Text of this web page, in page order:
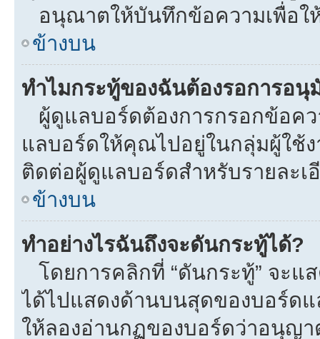
อนุณาตให้บันทึกข้อความเพื่อใ
ข้างบน
ทำไมกระทู้ของฉันต้องรอการอนุ
ผู้ดูแลบอร์ดต้องการกรอกข้อค
แลบอร์ดให้คุณไปอยู่ในกลุ่มผู้ใช้
ติดต่อผู้ดูแลบอร์ดสำหรับรายละเ
ข้างบน
ทำอย่างไรฉันถึงจะดันกระทู้ได้?
โดยการคลิกที่ “ดันกระทู้” จะแ
ได้ไปแสดงด้านบนสุดของบอร์ด
ให้ลองอ่านกฏของบอร์ดว่าอนุญ